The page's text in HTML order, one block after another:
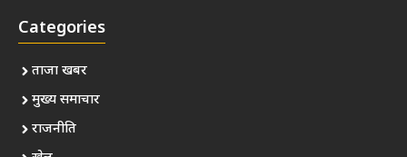
Categories
ताजा खबर
मुख्य समाचार
राजनीति